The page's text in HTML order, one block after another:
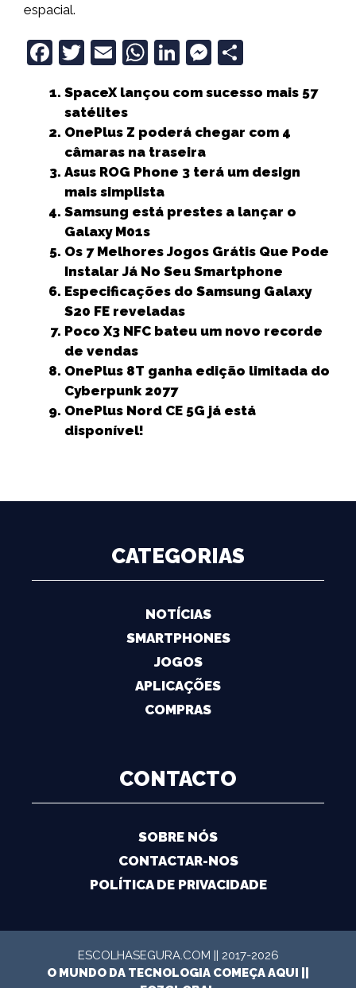
espacial.
F
c
e
b
o
o
k
T
it
t
e
r
E
ai
l
W
a
ts
A
p
p
Li
k
e
dI
n
M
ss
e
g
e
a
r
SpaceX lançou com sucesso mais 57
satélites
OnePlus Z poderá chegar com 4
câmaras na traseira
Asus ROG Phone 3 terá um design
mais simplista
Samsung está prestes a lançar o
Galaxy M01s
Os 7 Melhores Jogos Grátis Que Pode
Instalar Já No Seu Smartphone
Especificações do Samsung Galaxy
S20 FE reveladas
Poco X3 NFC bateu um novo recorde
de vendas
OnePlus 8T ganha edição limitada do
Cyberpunk 2077
OnePlus Nord CE 5G já está
disponível!
CATEGORIAS
NOTÍCIAS
SMARTPHONES
JOGOS
APLICAÇÕES
COMPRAS
CONTACTO
SOBRE NÓS
CONTACTAR-NOS
POLÍTICA DE PRIVACIDADE
ESCOLHASEGURA.COM || 2017-2026
O MUNDO DA TECNOLOGIA COMEÇA AQUI ||